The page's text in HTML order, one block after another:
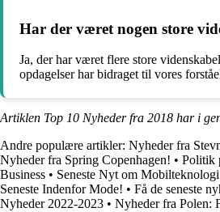
Har der været nogen store
Ja, der har været flere store
opdagelser har bidraget til vores
Artiklen Top 10 Nyheder fra 2018 har i
Andre populære artikler: Nyheder fra
Nyheder fra Spring Copenhagen! • Politik
Business • Seneste Nyt om Mobilteknologi
Seneste Indenfor Mode! • Få de seneste
Nyheder 2022-2023 • Nyheder fra Polen: